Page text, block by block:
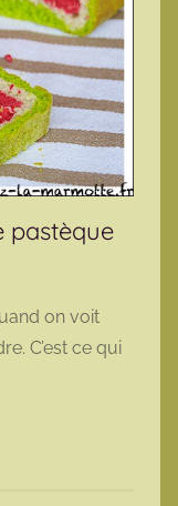
pastèque
on voit
C’est ce qui